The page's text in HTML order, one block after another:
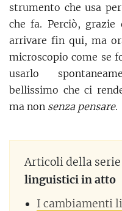
strumento che usa
che fa. Perciò,
arrivare fin qui, ma
microscopio come se
usarlo
bellissimo che ci
ma non senza pensare.
Articoli della serie
linguistici in atto
I cambiamenti